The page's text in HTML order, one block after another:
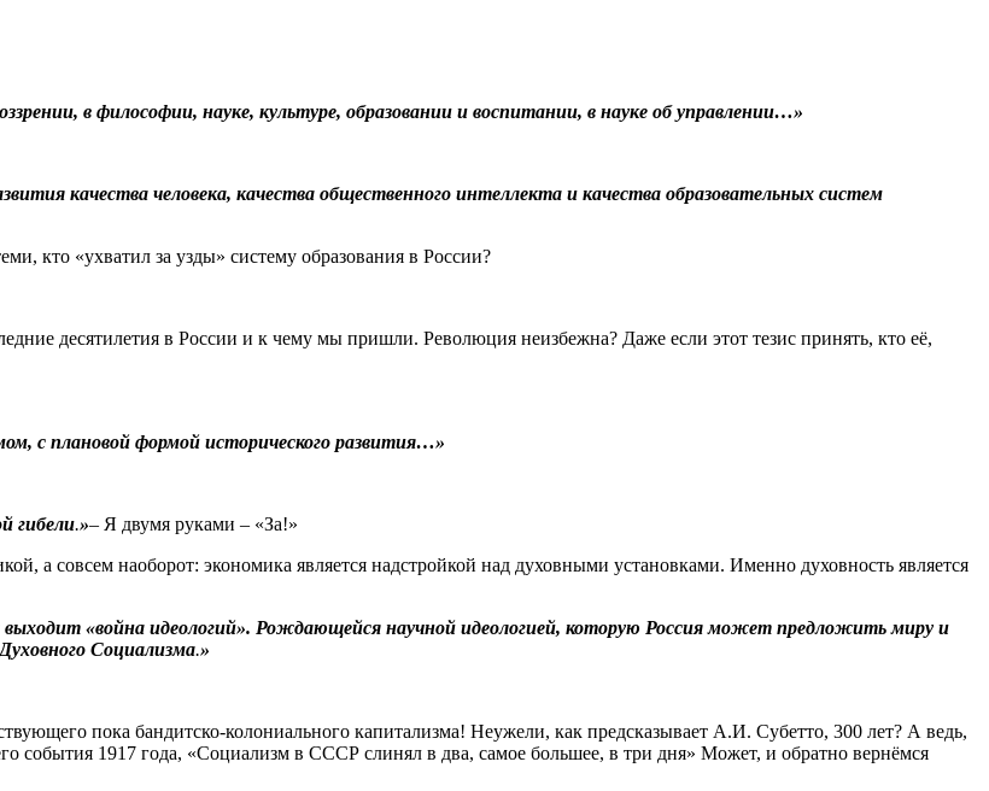
в философии, науке, культуре, образовании и воспитании, в науке об управлении…»
качества человека, качества общественного интеллекта и качества образовательных систем
кто «ухватил за узды» систему образования в России?
десятилетия в России и к чему мы пришли. Революция неизбежна? Даже если этот тезис принять, кто её,
с плановой формой исторического развития…»
гибели.»– Я двумя руками – «За!»
а совсем наоборот: экономика является надстройкой над духовными установками. Именно духовность является
выходит «война идеологий». Рождающейся научной идеологией, которую Россия может предложить миру и
Социализма.»
пока бандитско-колониального капитализма! Неужели, как предсказывает А.И. Субетто, 300 лет? А ведь,
события 1917 года, «Социализм в СССР слинял в два, самое большее, в три дня» Может, и обратно вернёмся